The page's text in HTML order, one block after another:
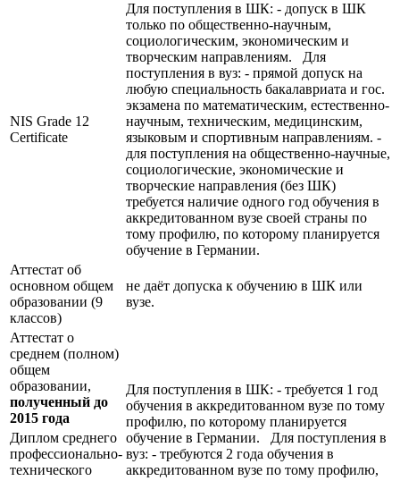
NIS Grade 12
Certificate
Для поступления в ШК: - допуск в ШК
только по общественно-научным,
социологическим, экономическим и
творческим направлениям. Для
поступления в вуз: - прямой допуск на
любую специальность бакалавриата и гос.
экзамена по математическим, естественно-
научным, техническим, медицинским,
языковым и спортивным направлениям. -
для поступления на общественно-научные,
социологические, экономические и
творческие направления (без ШК)
требуется наличие одного год обучения в
аккредитованном вузе своей страны по
тому профилю, по которому планируется
обучение в Германии.
Аттестат об
основном общем
образовании (9
классов)
не даёт допуска к обучению в ШК или
вузе.
Аттестат о
среднем (полном)
общем
образовании,
полученный до
2015 года
Для поступления в ШК: - требуется 1 год
обучения в аккредитованном вузе по тому
профилю, по которому планируется
обучение в Германии. Для поступления в
вуз: - требуются 2 года обучения в
аккредитованном вузе по тому профилю,
Диплом среднего
профессионально-
технического